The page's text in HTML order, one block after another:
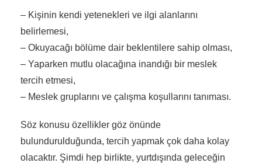
– Kişinin kendi yetenekleri ve ilgi alanlarını
belirlemesi,
– Okuyacağı bölüme dair beklentilere sahip olması,
– Yaparken mutlu olacağına inandığı bir meslek
tercih etmesi,
– Meslek gruplarını ve çalışma koşullarını tanıması.
Söz konusu özellikler göz önünde
bulundurulduğunda, tercih yapmak çok daha kolay
olacaktır. Şimdi hep birlikte, yurtdışında geleceğin